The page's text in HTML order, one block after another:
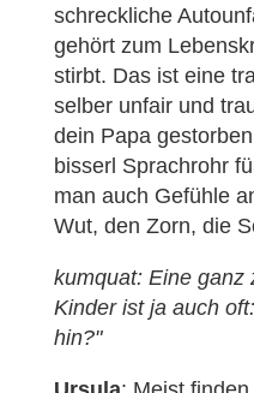
schreckliche
gehört zum
stirbt. Das ist eine
selber unfair und
dein Papa
bisserl Sprachrohr
man auch Gefühle
Wut, den Zorn, die
kumquat: Eine ganz
Kinder ist ja auch
hin?"